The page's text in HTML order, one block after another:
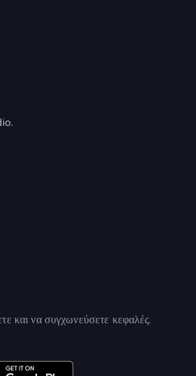
και να συγχωνεύσετε κεφαλές.